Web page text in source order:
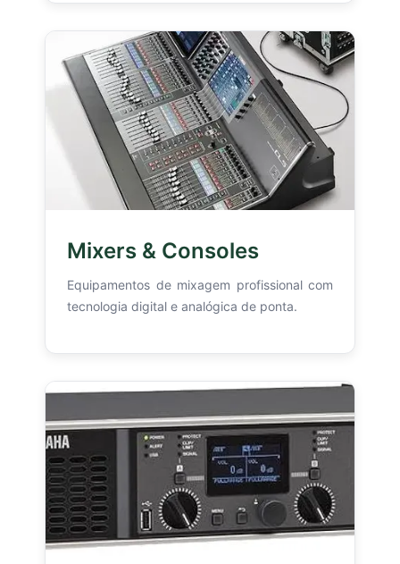
Mixers & Consoles
Equipamentos de mixagem profissional com
tecnologia digital e analógica de ponta.